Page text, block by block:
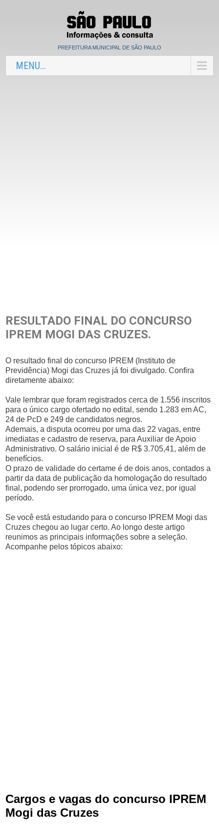
PREFEITURA MUNICIPAL DE SÃO PAULO
MENU...
RESULTADO FINAL DO CONCURSO
IPREM MOGI DAS CRUZES.
O resultado final do concurso IPREM (Instituto de
Previdência) Mogi das Cruzes já foi divulgado. Confira
diretamente abaixo:
Vale lembrar que foram registrados cerca de 1.556 inscritos
para o único cargo ofertado no edital, sendo 1.283 em AC,
24 de PcD e 249 de candidatos negros.
Ademais, a disputa ocorreu por uma das 22 vagas, entre
imediatas e cadastro de reserva, para Auxiliar de Apoio
Administrativo. O salário inicial é de R$ 3.705,41, além de
benefícios.
O prazo de validade do certame é de dois anos, contados a
partir da data de publicação da homologação do resultado
final, podendo ser prorrogado, uma única vez, por igual
período.
Se você está estudando para o concurso IPREM Mogi das
Cruzes chegou ao lugar certo. Ao longo deste artigo
reunimos as principais informações sobre a seleção.
Acompanhe pelos tópicos abaixo:
Cargos e vagas do concurso IPREM
Mogi das Cruzes